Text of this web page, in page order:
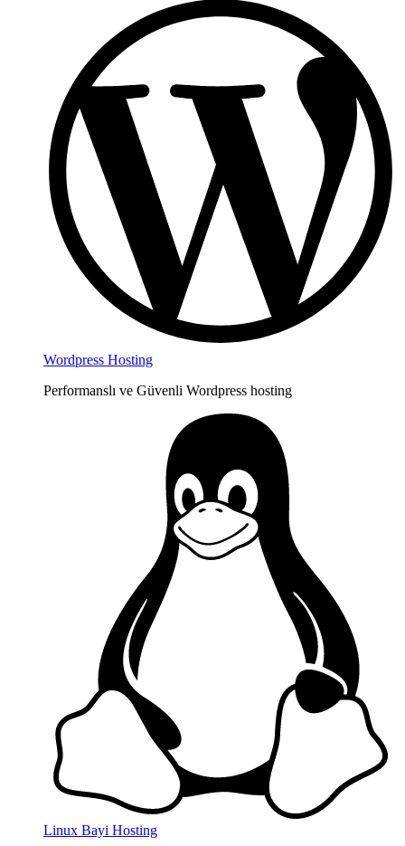
Wordpress Hosting
Performanslı ve Güvenli Wordpress hosting
Linux Bayi Hosting